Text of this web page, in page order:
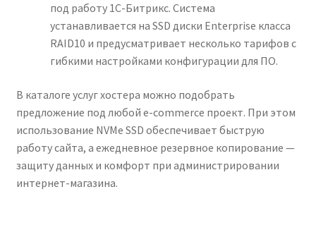
под работу 1С-Битрикс. Система
устанавливается на SSD диски Enterprise класса
RAID10 и предусматривает несколько тарифов с
гибкими настройками конфигурации для ПО.
В каталоге услуг хостера можно подобрать
предложение под любой e-commerce проект. При этом
использование NVMe SSD обеспечивает быструю
работу сайта, а ежедневное резервное копирование —
защиту данных и комфорт при администрировании
интернет-магазина.